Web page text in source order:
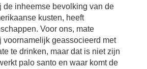
de inheemse bevolking van de
kusten, heeft
Voor ons, mate
voornamelijk geassocieerd met
te drinken, maar dat is niet zijn
palo santo en waar komt de